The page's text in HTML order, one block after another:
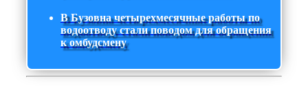
В Бузовна четырехмесячные работы по
водоотводу стали поводом для обращения
к омбудсмену